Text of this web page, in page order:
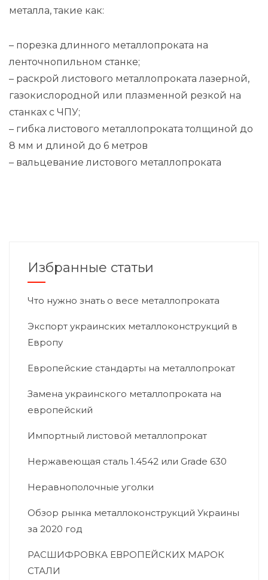
металла, такие как:
– порезка длинного металлопроката на
ленточнопильном станке;
– раскрой листового металлопроката лазерной,
газокислородной или плазменной резкой на
станках с ЧПУ;
– гибка листового металлопроката толщиной до
8 мм и длиной до 6 метров
– вальцевание листового металлопроката
Избранные статьи
Что нужно знать о весе металлопроката
Экспорт украинских металлоконструкций в
Европу
Европейские стандарты на металлопрокат
Замена украинского металлопроката на
европейский
Импортный листовой металлопрокат
Нержавеющая сталь 1.4542 или Grade 630
Неравнополочные уголки
Обзор рынка металлоконструкций Украины
за 2020 год
РАСШИФРОВКА ЕВРОПЕЙСКИХ МАРОК
СТАЛИ